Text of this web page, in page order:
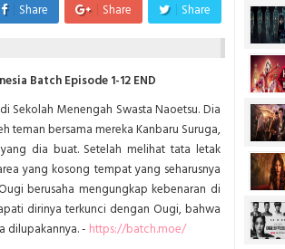
Share Share Share
Batch Episode 1-12 END
Sekolah Menengah Swasta Naoetsu. Dia
teman bersama mereka Kanbaru Suruga,
dia buat. Setelah melihat tata letak
yang kosong tempat yang seharusnya
berusaha mengungkap kebenaran di
dirinya terkunci dengan Ougi, bahwa
dilupakannya. - https://batch.moe/